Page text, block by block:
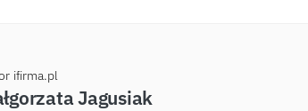
ifirma.pl
Jagusiak